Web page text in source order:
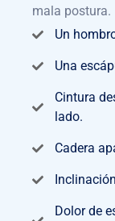
mala postura.
Un
Una
Cintura
lado.
Cadera
Dolor de